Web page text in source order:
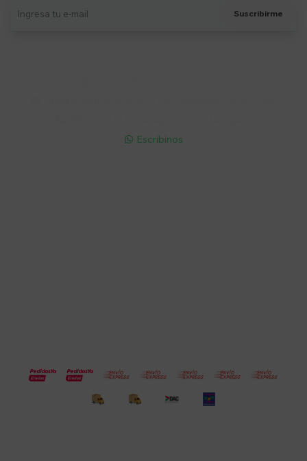
Suscribirme
 Escribinos